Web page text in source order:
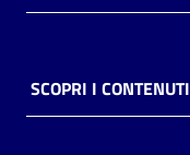
SCOPRI I CONTENUTI